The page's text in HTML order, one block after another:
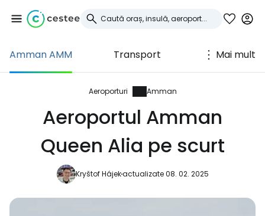
Amman AMM Transport Mai mult
Aeroporturi Amman
Aeroportul Amman
Queen Alia pe scurt
Kryštof Hájekactualizate 08. 02. 2025
Conectați-vă la
Cestee
... comunitatea mondială a călătorilor
Continuați cu Google